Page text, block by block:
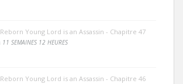
Young Lord is an Assassin - Chapitre 47
11 SEMAINES 12 HEURES
Young Lord is an Assassin - Chapitre 46